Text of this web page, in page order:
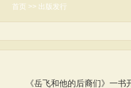
首页 >> 出版发行
《岳飞和他的后裔们》一书
第